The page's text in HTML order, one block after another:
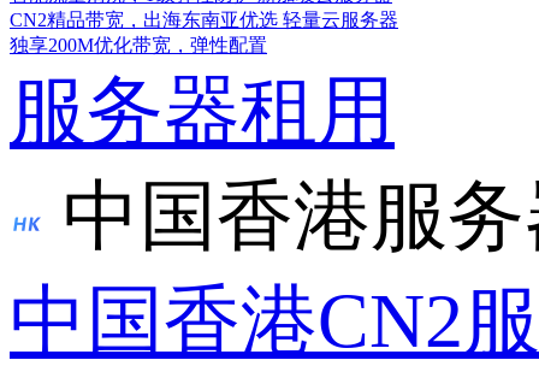
CN2精品带宽，出海东南亚优选 轻量云服务器
独享200M优化带宽，弹性配置
服务器租用
中国香港服
中国香港CN2